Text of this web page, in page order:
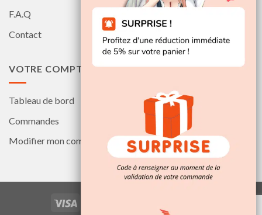
F.A.Q
Contact
VOTRE COMPTE
Tableau de bord
Commandes
Modifier mon compte